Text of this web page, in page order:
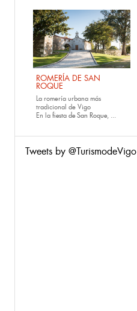
ROMERÍA DE SAN
ROQUE
La romería urbana más
tradicional de Vigo
En la fiesta de San Roque, ...
Tweets by @TurismodeVigo